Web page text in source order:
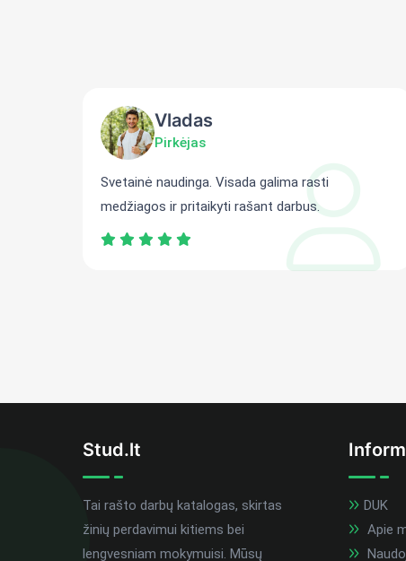
Vladas
Pirkėjas
Svetainė naudinga. Visada galima rasti
medžiagos ir pritaikyti rašant darbus.
Stud.lt
Tai rašto darbų katalogas, skirtas
žinių perdavimui kitiems bei
lengvesniam mokymuisi. Mūsų
DUK
Apie